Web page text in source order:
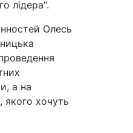
лідера".
Олесь
а на
якого хочуть